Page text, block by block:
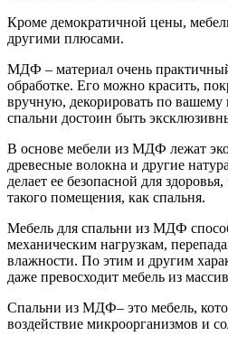
Кроме демократичной цены,
другими плюсами.
МДФ – материал очень
обработке. Его можно красить,
вручную, декорировать по вашему
спальни достоин быть
В основе мебели из МДФ лежат
древесные волокна и другие
делает ее безопасной для
такого помещения, как спальня.
Мебель для спальни из МДФ
механическим нагрузкам,
влажности. По этим и другим
даже превосходит мебель из
Спальни из МДФ– это мебель,
воздействие микроорганизмов и